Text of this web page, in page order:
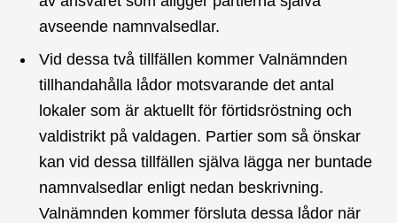
avseende namnvalsedlar.
Vid dessa två tillfällen kommer Valnämnden
tillhandahålla lådor motsvarande det antal
lokaler som är aktuellt för förtidsröstning och
valdistrikt på valdagen. Partier som så önskar
kan vid dessa tillfällen själva lägga ner buntade
namnvalsedlar enligt nedan beskrivning.
Valnämnden kommer försluta dessa lådor när